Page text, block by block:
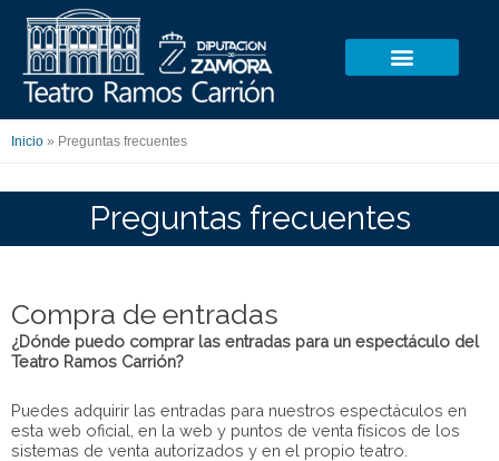
contenido
Inicio » Preguntas frecuentes
Preguntas frecuentes
Compra de entradas
¿Dónde puedo comprar las entradas para un espectáculo del
Teatro Ramos Carrión?
Puedes adquirir las entradas para nuestros espectáculos en
esta web oficial, en la web y puntos de venta físicos de los
sistemas de venta autorizados y en el propio teatro.